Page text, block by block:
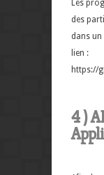
Les
des
dans
lien :
https://
4 )